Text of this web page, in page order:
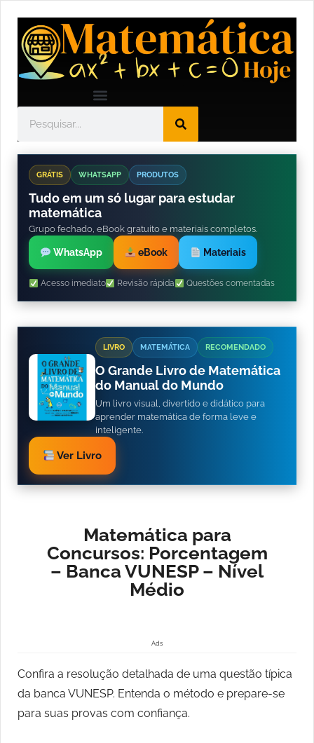
GRÁTIS WHATSAPP PRODUTOS
Tudo em um só lugar para estudar
matemática
Grupo fechado, eBook gratuito e materiais completos.
WhatsApp eBook Materiais
Acesso imediato Revisão rápida Questões comentadas
LIVRO MATEMÁTICA RECOMENDADO
O Grande Livro de Matemática
do Manual do Mundo
Um livro visual, divertido e didático para
aprender matemática de forma leve e
inteligente.
Ver Livro
Matemática para
Concursos: Porcentagem
– Banca VUNESP – Nível
Médio
Ads
Confira a resolução detalhada de uma questão típica
da banca VUNESP. Entenda o método e prepare-se
para suas provas com confiança.